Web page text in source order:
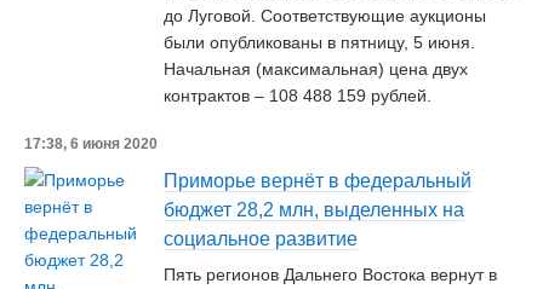
до Луговой. Соответствующие аукционы
были опубликованы в пятницу, 5 июня.
Начальная (максимальная) цена двух
контрактов – 108 488 159‬ рублей.
17:38, 6 июня 2020
Приморье вернёт в федеральный
бюджет 28,2 млн, выделенных на
социальное развитие
Пять регионов Дальнего Востока вернут в